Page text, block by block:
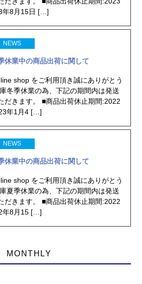
年8月15日 […]
NEWS
休業中の商品出荷に関して
shop をご利用頂き誠にありがとう
冬季休業の為、下記の期間内は発送
だきます。 ■商品出荷休止期間:2022
年1月4 […]
NEWS
休業中の商品出荷に関して
shop をご利用頂き誠にありがとう
夏季休業の為、下記の期間内は発送
だきます。 ■商品出荷休止期間:2022
年8月15 […]
MONTHLY